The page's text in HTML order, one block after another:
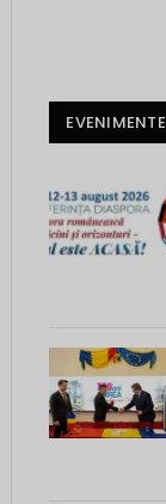
EVENIMENTE